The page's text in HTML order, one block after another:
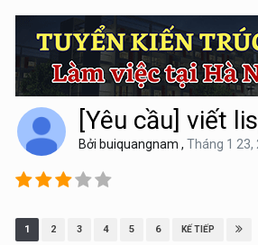
[Yêu cầu] viết
Bởi buiquangnam , Tháng 1 23,
1 2 3 4 5 6 KẾ TIẾP